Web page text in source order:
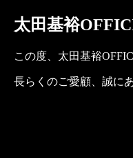
太田基裕
この度、太田基裕
長らくのご愛顧、誠に